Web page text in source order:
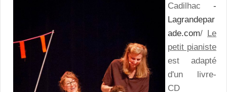
Cadilhac -
Lagrandepar
ade.com/ Le
petit pianiste
est adapté
d'un livre-
CD